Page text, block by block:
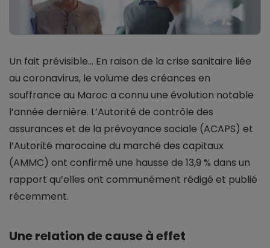
Un fait prévisible... En raison de la crise sanitaire liée
au coronavirus, le volume des créances en
souffrance au Maroc a connu une évolution notable
l’année dernière. L’Autorité de contrôle des
assurances et de la prévoyance sociale (ACAPS) et
l’Autorité marocaine du marché des capitaux
(AMMC) ont confirmé une hausse de 13,9 % dans un
rapport qu’elles ont communément rédigé et publié
récemment.
Une relation de cause à effet